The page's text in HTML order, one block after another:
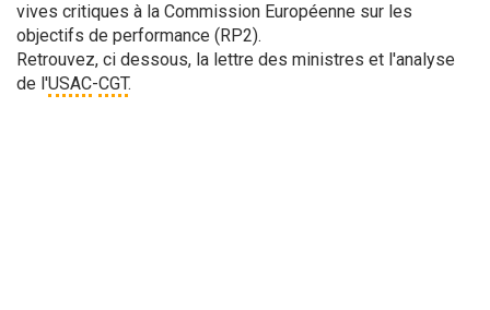
vives critiques à la Commission Européenne sur les
objectifs de performance (RP2).
Retrouvez, ci dessous, la lettre des ministres et l'analyse
de l'USAC-CGT.